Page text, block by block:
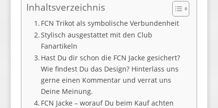
Inhaltsverzeichnis
FCN Trikot als symbolische Verbundenheit
Stylisch ausgestattet mit den Club
Fanartikeln
Hast Du dir schon die FCN Jacke gesichert?
Wie findest Du das Design? Hinterlass uns
gerne einen Kommentar und verrat uns
Deine Meinung.
FCN Jacke – worauf Du beim Kauf achten